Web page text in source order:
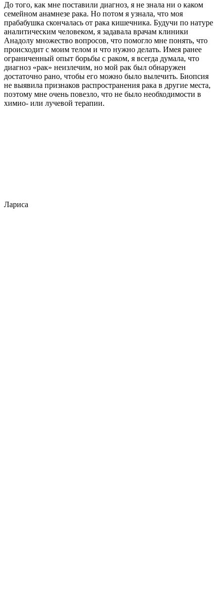
До того, как мне поставили диагноз, я не знала ни о каком
семейном анамнезе рака. Но потом я узнала, что моя
прабабушка скончалась от рака кишечника. Будучи по натуре
аналитическим человеком, я задавала врачам клиники
Анадолу множество вопросов, что помогло мне понять, что
происходит с моим телом и что нужно делать. Имея ранее
ограниченный опыт борьбы с раком, я всегда думала, что
диагноз «рак» неизлечим, но мой рак был обнаружен
достаточно рано, чтобы его можно было вылечить. Биопсия
не выявила признаков распространения рака в другие места,
поэтому мне очень повезло, что не было необходимости в
химио- или лучевой терапии.
Лариса